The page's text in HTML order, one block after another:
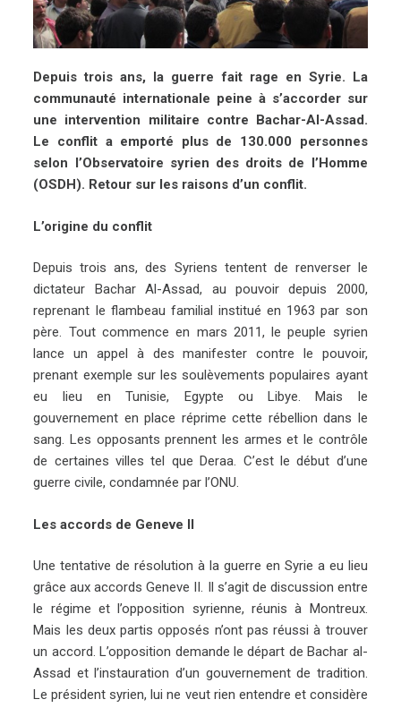
Depuis trois ans, la guerre fait rage en Syrie. La
communauté internationale peine à s’accorder sur
une intervention militaire contre Bachar-Al-Assad.
Le conflit a emporté plus de 130.000 personnes
selon l’Observatoire syrien des droits de l’Homme
(OSDH). Retour sur les raisons d’un conflit.
L’origine du conflit
Depuis trois ans, des Syriens tentent de renverser le
dictateur Bachar Al-Assad, au pouvoir depuis 2000,
reprenant le flambeau familial institué en 1963 par son
père. Tout commence en mars 2011, le peuple syrien
lance un appel à des manifester contre le pouvoir,
prenant exemple sur les soulèvements populaires ayant
eu lieu en Tunisie, Egypte ou Libye. Mais le
gouvernement en place réprime cette rébellion dans le
sang. Les opposants prennent les armes et le contrôle
de certaines villes tel que Deraa. C’est le début d’une
guerre civile, condamnée par l’ONU.
Les accords de Geneve II
Une tentative de résolution à la guerre en Syrie a eu lieu
grâce aux accords Geneve II. Il s’agit de discussion entre
le régime et l’opposition syrienne, réunis à Montreux.
Mais les deux partis opposés n’ont pas réussi à trouver
un accord. L’opposition demande le départ de Bachar al-
Assad et l’instauration d’un gouvernement de tradition.
Le président syrien, lui ne veut rien entendre et considère